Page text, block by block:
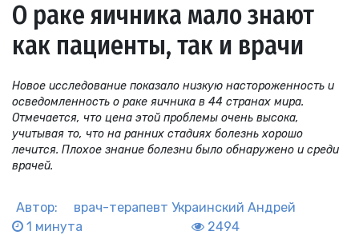
О раке яичника мало знают
как пациенты, так и врачи
Новое исследование показало низкую настороженность и
осведомленность о раке яичника в 44 странах мира.
Отмечается, что цена этой проблемы очень высока,
учитывая то, что на ранних стадиях болезнь хорошо
лечится. Плохое знание болезни было обнаружено и среди
врачей.
Автор: врач-терапевт Украинский Андрей
1 минута
2494